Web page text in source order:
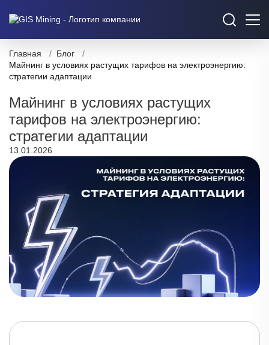
Главная / Блог
/
Майнинг в условиях растущих тарифов на электроэнергию:
стратегии адаптации
Майнинг в условиях растущих
тарифов на электроэнергию:
стратегии адаптации
13.01.2026